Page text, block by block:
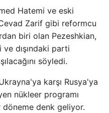
Hatemi ve eski
Zarif gibi reformcu
biri olan Pezeshkian,
dışındaki parti
söyledi.
karşı Rusya'ya
nükleer programı
döneme denk geliyor.